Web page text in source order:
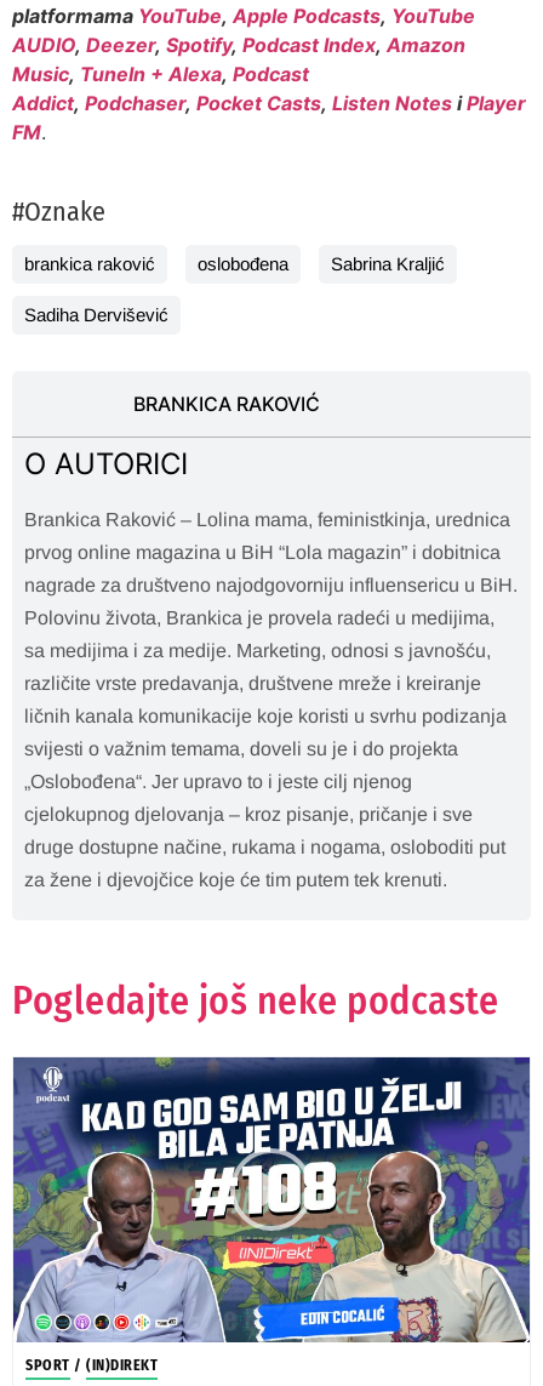
platformama YouTube,Apple Podcasts, YouTube
AUDIO, Deezer, Spotify, Podcast Index,Amazon
Music, TuneIn + Alexa, Podcast
Addict, Podchaser, Pocket Casts, Listen Notes iPlayer
FM.
#Oznake
brankica raković oslobođena Sabrina Kraljić
Sadiha Dervišević
BRANKICA RAKOVIĆ
O AUTORICI
Brankica Raković – Lolina mama, feministkinja, urednica
prvog online magazina u BiH “Lola magazin” i dobitnica
nagrade za društveno najodgovorniju influensericu u BiH.
Polovinu života, Brankica je provela radeći u medijima,
sa medijima i za medije. Marketing, odnosi s javnošću,
različite vrste predavanja, društvene mreže i kreiranje
ličnih kanala komunikacije koje koristi u svrhu podizanja
svijesti o važnim temama, doveli su je i do projekta
„Oslobođena“. Jer upravo to i jeste cilj njenog
cjelokupnog djelovanja – kroz pisanje, pričanje i sve
druge dostupne načine, rukama i nogama, osloboditi put
za žene i djevojčice koje će tim putem tek krenuti.
Pogledajte još neke podcaste
SPORT / (IN)DIREKT